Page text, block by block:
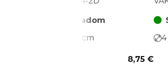
Skladom
cm
8,75 €
4